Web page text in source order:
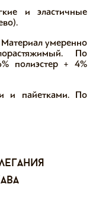
и эластичные
Материал умеренно
По
полиэстер + 4%
и пайетками. По